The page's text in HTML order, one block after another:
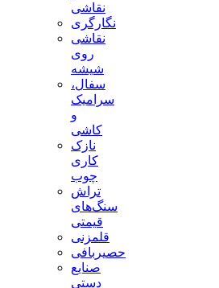
نقاشی
نگارگری
نقاشی
روی
شیشه
سفال،
سرامیک
و
کاشی
نازک
کاری
چوب
تراش
سنگ‌های
قیمتی
قلمزنی
حصیربافی
صنایع
دستی